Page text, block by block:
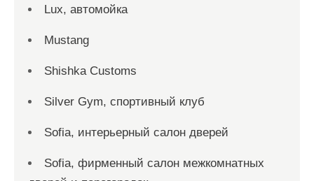
Lux, автомойка
Mustang
Shishka Customs
Silver Gym, спортивный клуб
Sofia, интерьерный салон дверей
Sofia, фирменный салон межкомнатных